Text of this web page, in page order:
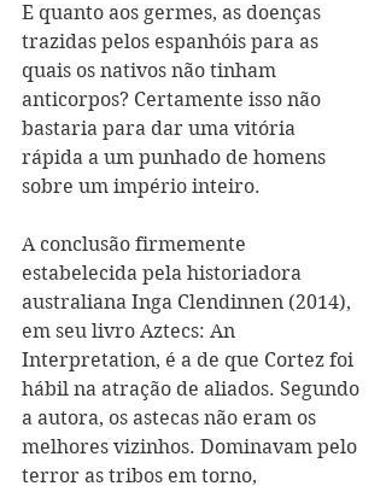
E quanto aos germes, as doenças
trazidas pelos espanhóis para as
quais os nativos não tinham
anticorpos? Certamente isso não
bastaria para dar uma vitória
rápida a um punhado de homens
sobre um império inteiro.
A conclusão firmemente
estabelecida pela historiadora
australiana Inga Clendinnen (2014),
em seu livro Aztecs: An
Interpretation, é a de que Cortez foi
hábil na atração de aliados. Segundo
a autora, os astecas não eram os
melhores vizinhos. Dominavam pelo
terror as tribos em torno,